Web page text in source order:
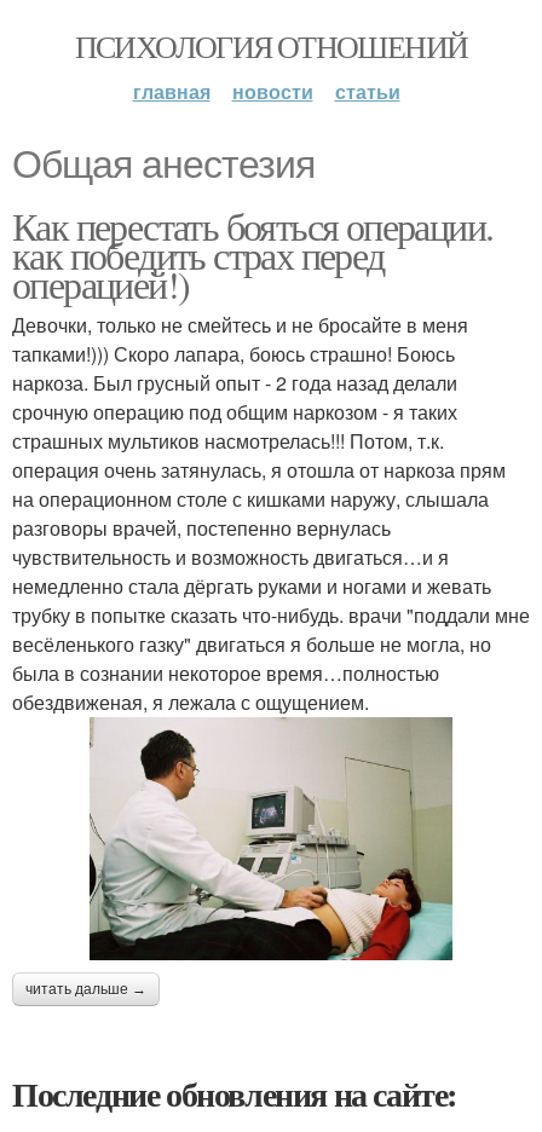
ПСИХОЛОГИЯ ОТНОШЕНИЙ
главная новости статьи
Общая анестезия
Как перестать бояться операции.
как победить страх перед
операцией!)
Девочки, только не смейтесь и не бросайте в меня
тапками!))) Скоро лапара, боюсь страшно! Боюсь
наркоза. Был грусный опыт - 2 года назад делали
срочную операцию под общим наркозом - я таких
страшных мультиков насмотрелась!!! Потом, т.к.
операция очень затянулась, я отошла от наркоза прям
на операционном столе с кишками наружу, слышала
разговоры врачей, постепенно вернулась
чувствительность и возможность двигаться…и я
немедленно стала дёргать руками и ногами и жевать
трубку в попытке сказать что-нибудь. врачи "поддали мне
весёленького газку" двигаться я больше не могла, но
была в сознании некоторое время…полностью
обездвиженая, я лежала с ощущением.
читать дальше →
Последние обновления на сайте: